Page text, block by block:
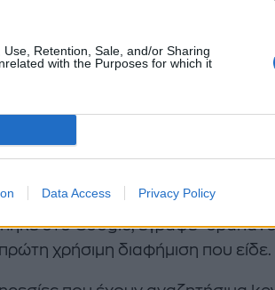
Retention, Sale, and/or Sharing
with the Purposes for which it
Data Access Privacy Policy
καθορίζει το 70% της
Google Ads
συγκεκριμένο όνομα, μέγεθος ή
πρώτης γραμμής. Πες ότι
επειδή τον πίεσε ο χρόνος
μπήκε στο Google, έγραψε
χρήσιμη διαφήμιση που είδε.